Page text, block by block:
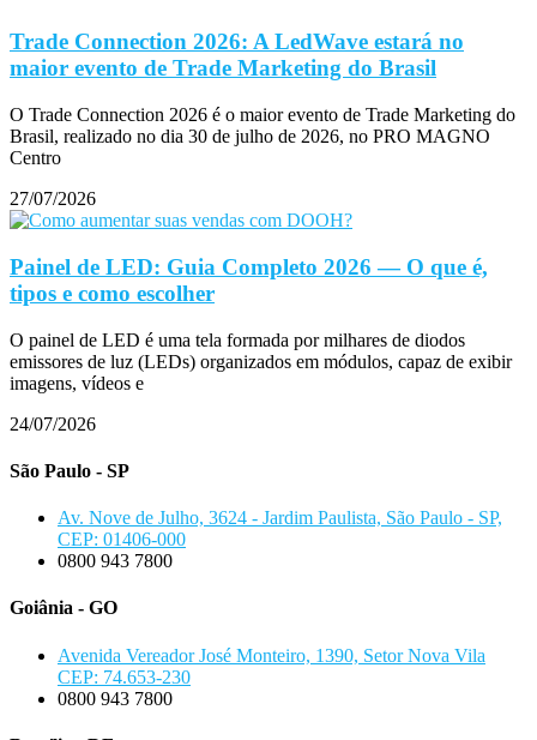
Trade Connection 2026: A LedWave estará no
maior evento de Trade Marketing do Brasil
O Trade Connection 2026 é o maior evento de Trade Marketing do
Brasil, realizado no dia 30 de julho de 2026, no PRO MAGNO
Centro
27/07/2026
Painel de LED: Guia Completo 2026 — O que é,
tipos e como escolher
O painel de LED é uma tela formada por milhares de diodos
emissores de luz (LEDs) organizados em módulos, capaz de exibir
imagens, vídeos e
24/07/2026
São Paulo - SP
Av. Nove de Julho, 3624 - Jardim Paulista, São Paulo - SP,
CEP: 01406-000
0800 943 7800
Goiânia - GO
Avenida Vereador José Monteiro, 1390, Setor Nova Vila
CEP: 74.653-230
0800 943 7800